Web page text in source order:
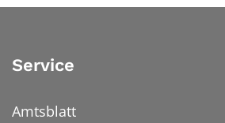
Service
Amtsblatt